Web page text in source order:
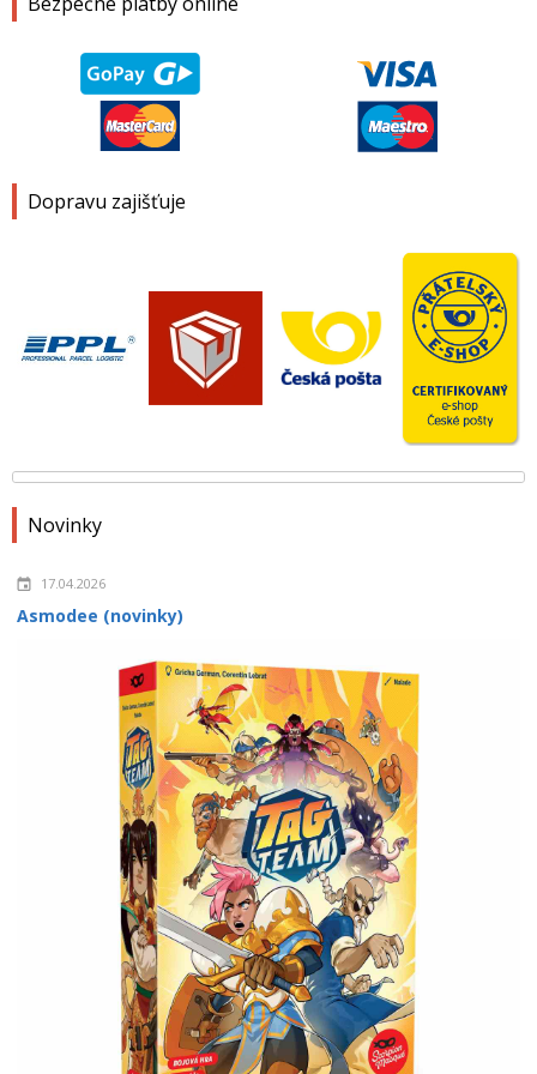
Dopravu zajišťuje
Novinky
17.04.2026
Asmodee (novinky)